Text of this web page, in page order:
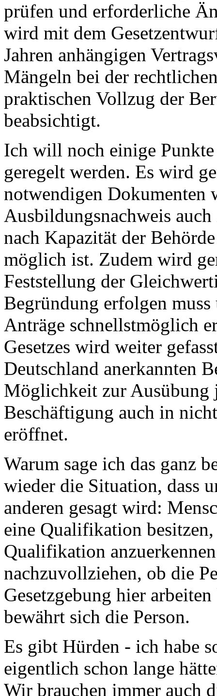
prüfen und erforderliche
wird mit dem
Jahren anhängigen
Mängeln bei der
praktischen Vollzug der
beabsichtigt.
Ich will noch einige
geregelt werden. Es wird
notwendigen Dokumenten
Ausbildungsnachweis
nach Kapazität der
möglich ist. Zudem wird
Feststellung der
Begründung erfolgen
Anträge schnellstmöglich
Gesetzes wird weiter
Deutschland anerkannten
Möglichkeit zur Ausübung
Beschäftigung auch in
eröffnet.
Warum sage ich das ganz
wieder die Situation, dass
anderen gesagt wird:
eine Qualifikation besitzen,
Qualifikation
nachzuvollziehen, ob die
Gesetzgebung hier
bewährt sich die Person.
Es gibt Hürden - ich habe
eigentlich schon lange
Wir brauchen immer auch